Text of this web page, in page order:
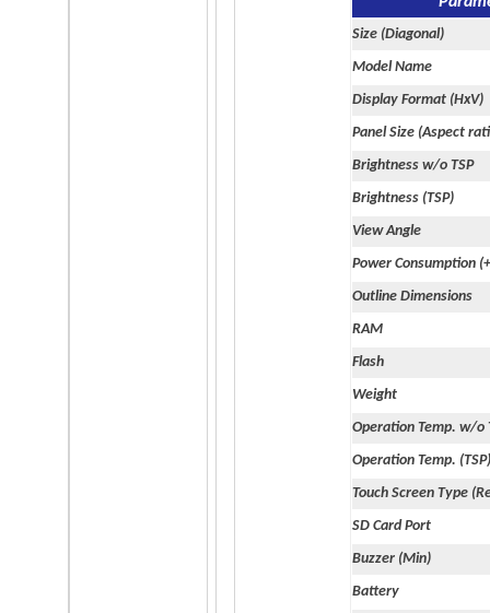
Size (Diagonal)
Model Name
Display Format (HxV)
Panel Size (Aspect
Brightness w/o TSP
Brightness (TSP)
View Angle
Power Consumption
Outline Dimensions
RAM
Flash
Weight
Operation Temp. w/o
Operation Temp. (TSP)
Touch Screen Type
SD Card Port
Buzzer (Min)
Battery